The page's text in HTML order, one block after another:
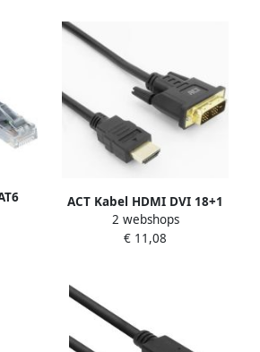
ACT Kabel HDMI DVI 18+1
pin M M zwart 2 meter
2 webshops
€ 11,08